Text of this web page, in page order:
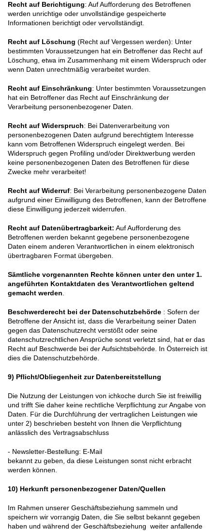
Recht auf Berichtigung: Auf Aufforderung des Betroffenen
werden unrichtige oder unvollständige gespeicherte
Informationen berichtigt oder vervollständigt.
Recht auf Löschung (Recht auf Vergessen werden): Unter
bestimmten Voraussetzungen hat ein Betroffener das Recht auf
Löschung, etwa im Zusammenhang mit einem Widerspruch oder
wenn Daten unrechtmäßig verarbeitet wurden.
Recht auf Einschränkung: Unter bestimmten Voraussetzungen
hat ein Betroffener das Recht auf Einschränkung der
Verarbeitung personenbezogener Daten.
Recht auf Widerspruch: Bei Datenverarbeitung von
personenbezogenen Daten aufgrund berechtigtem Interesse
kann vom Betroffenen Widerspruch eingelegt werden. Bei
Widerspruch gegen Profiling und/oder Direktwerbung werden
keine personenbezogenen Daten des Betroffenen für diese
Zwecke mehr verarbeitet!
Recht auf Widerruf: Bei Verarbeitung personenbezogene Daten
aufgrund einer Einwilligung des Betroffenen, kann der Betroffene
diese Einwilligung jederzeit widerrufen.
Recht auf Datenübertragbarkeit: Auf Aufforderung des
Betroffenen werden bekannt gegebene personenbezogene
Daten einem anderen Verantwortlichen in einem elektronisch
übertragbaren Format übergeben.
Sämtliche vorgenannten Rechte können unter den unter 1.
angeführten Kontaktdaten des Verantwortlichen geltend
gemacht werden.
Beschwerderecht bei der Datenschutzbehörde : Sofern der
Betroffene der Ansicht ist, dass die Verarbeitung seiner Daten
gegen das Datenschutzrecht verstößt oder seine
datenschutzrechtlichen Ansprüche sonst verletzt sind, hat er das
Recht auf Beschwerde bei der Aufsichtsbehörde. In Österreich ist
dies die Datenschutzbehörde.
9) Pflicht/Obliegenheit zur Datenbereitstellung
Die Nutzung der Leistungen von ichkoche durch Sie ist freiwillig
und trifft Sie daher keine rechtliche Verpflichtung zur Angabe von
Daten. Für die Durchführung der vertraglichen Leistungen wie
unter 2) beschrieben besteht von Ihnen die Verpflichtung
anlässlich des Vertragsabschluss
- Newsletter-Bestellung: E-Mail
bekannt zu geben, da diese Leistungen sonst nicht erbracht
werden können.
10) Herkunft personenbezogener Daten/Quellen
Im Rahmen unserer Geschäftsbeziehung sammeln und
speichern wir vorrangig Daten, die Sie selbst bekannt gegeben
haben und während der Geschäftsbeziehung weiter anfallende